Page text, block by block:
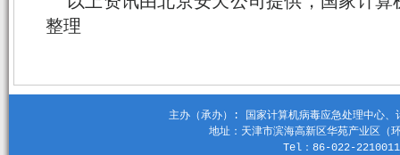
整理
主办（承办）: 国家计算机病毒应急处理中心
地址：天津市滨海高新区华苑产业区
Tel：86-022-